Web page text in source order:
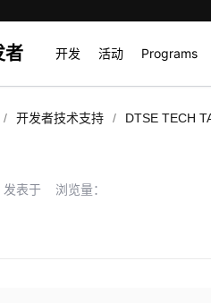
者 开发 活动 Programs
/ 开发者技术支持 / DTSE TECH
发表于 浏览量：